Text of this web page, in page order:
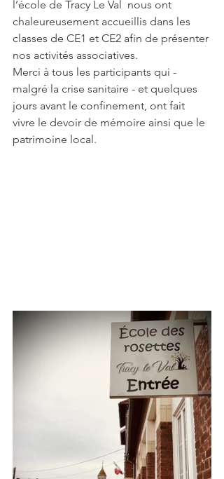
l’école de Tracy Le Val  nous ont
chaleureusement accueillis dans les
classes de CE1 et CE2 afin de présenter
nos activités associatives.
Merci à tous les participants qui -
malgré la crise sanitaire - et quelques
jours avant le confinement, ont fait
vivre le devoir de mémoire ainsi que le
patrimoine local.